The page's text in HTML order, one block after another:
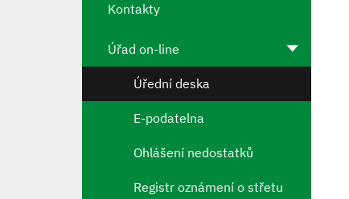
Kontakty
Úřad on-line
Úřední deska
E-podatelna
Ohlášení nedostatků
Registr oznámení o střetu